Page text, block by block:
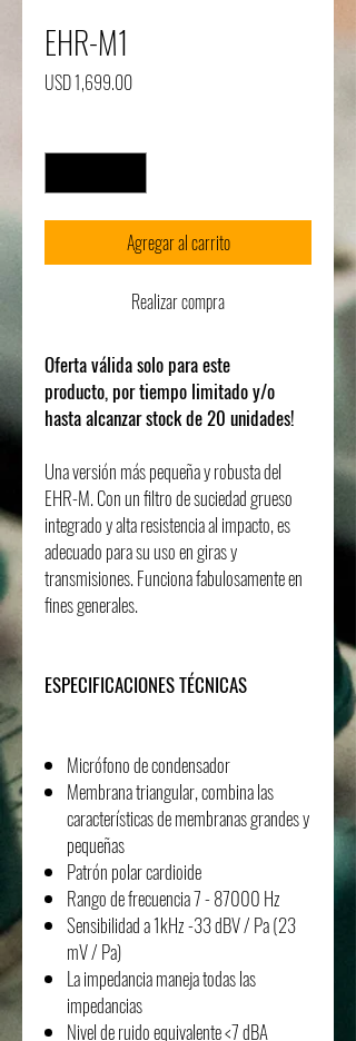
EHR-M1
USD 1,699.00Precio
Agregar al carrito
Realizar compra
Oferta válida solo para este
producto, por tiempo limitado y/o
hasta alcanzar stock de 20 unidades!
Una versión más pequeña y robusta del
EHR-M. Con un filtro de suciedad grueso
integrado y alta resistencia al impacto, es
adecuado para su uso en giras y
transmisiones. Funciona fabulosamente en
fines generales.
ESPECIFICACIONES TÉCNICAS
Micrófono de condensador
Membrana triangular, combina las
características de membranas grandes y
pequeñas
Patrón polar cardioide
Rango de frecuencia 7 - 87000 Hz
Sensibilidad a 1kHz -33 dBV / Pa (23
mV / Pa)
La impedancia maneja todas las
impedancias
Nivel de ruido equivalente <7 dBA